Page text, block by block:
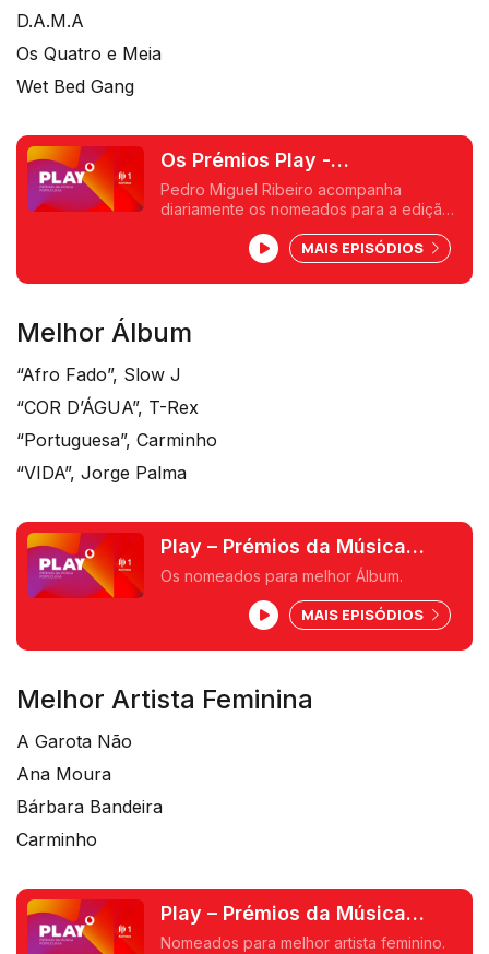
D.A.M.A
Os Quatro e Meia
Wet Bed Gang
Os Prémios Play -
Apresentação dos nomeados
Pedro Miguel Ribeiro acompanha
diariamente os nomeados para a edição
MAIS EPISÓDIOS
Melhor Álbum
“Afro Fado”, Slow J
“COR D’ÁGUA”, T-Rex
“Portuguesa”, Carminho
“VIDA”, Jorge Palma
Play – Prémios da Música
Portuguesa
Os nomeados para melhor Álbum.
MAIS EPISÓDIOS
Melhor Artista Feminina
A Garota Não
Ana Moura
Bárbara Bandeira
Carminho
Play – Prémios da Música
Portuguesa
Nomeados para melhor artista feminino.